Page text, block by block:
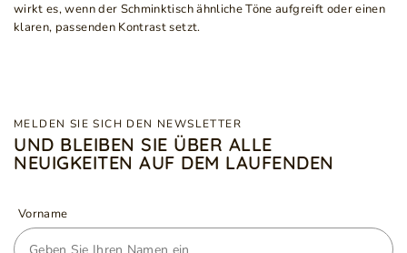
wirkt es, wenn der Schminktisch ähnliche Töne aufgreift oder einen
klaren, passenden Kontrast setzt.
MELDEN SIE SICH DEN NEWSLETTER
UND BLEIBEN SIE ÜBER ALLE
NEUIGKEITEN AUF DEM LAUFENDEN
Vorname